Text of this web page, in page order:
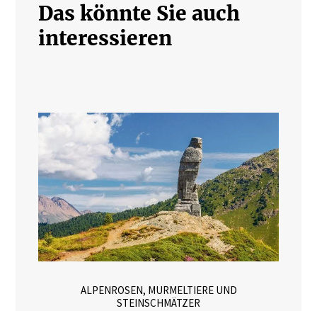
Das könnte Sie auch
interessieren
ALPENROSEN, MURMELTIERE UND
STEINSCHMÄTZER